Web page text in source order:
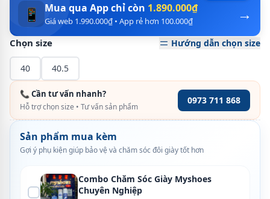
→
📱 Mua qua App chỉ còn 1.890.000₫
Giá web 1.990.000₫ • App rẻ hơn 100.000₫
Chọn size Hướng dẫn chọn size
40 40.5
📞 Cần tư vấn nhanh?
Hỗ trợ chọn size • Tư vấn sản phẩm
0973 711 868
Sản phẩm mua kèm
Gợi ý phụ kiện giúp bảo vệ và chăm sóc đôi giày tốt hơn
Combo Chăm Sóc Giày Myshoes
Chuyên Nghiệp